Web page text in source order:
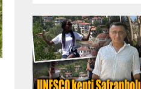
Kurulu tarafından
kaldırılması için onaylı
tutulurken, 80 ila 100
restorasyon maliyeti için
hız kazandı. Safranbolu
Miras...